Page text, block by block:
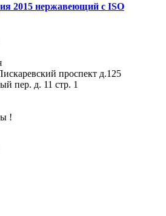
2015 нержавеющий с ISO
проспект д.125
пер. д. 11 стр. 1
!